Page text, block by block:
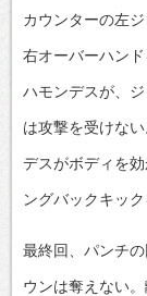
カウンターの左
右オーバーハン
ハモンデスが、
は攻撃を受けな
デスがボディを
ングバックキック
最終回、パンチ
ウンは奪えない